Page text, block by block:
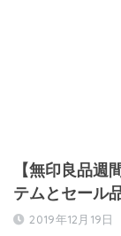
【無印良品週
テムとセール
2019年12月19日